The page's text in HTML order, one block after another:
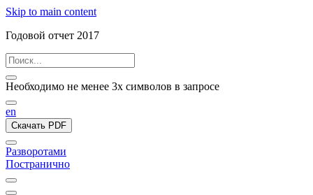
Skip to main content
Годовой отчет 2017
Необходимо не менее 3х символов в запросе
en
Скачать PDF
Разворотами
Постранично